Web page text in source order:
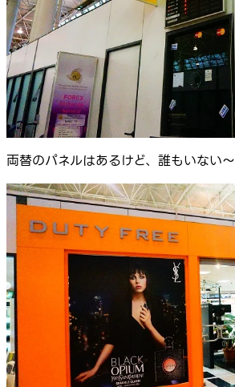
両替のパネルはあるけど、誰もいない～